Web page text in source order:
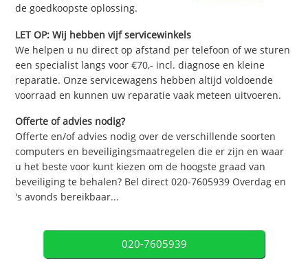
de goedkoopste oplossing.
LET OP: Wij hebben vijf servicewinkels
We helpen u nu direct op afstand per telefoon of we sturen
een specialist langs voor €70,- incl. diagnose en kleine
reparatie. Onze servicewagens hebben altijd voldoende
voorraad en kunnen uw reparatie vaak meteen uitvoeren.
Offerte of advies nodig?
Offerte en/of advies nodig over de verschillende soorten
computers en beveiligingsmaatregelen die er zijn en waar
u het beste voor kunt kiezen om de hoogste graad van
beveiliging te behalen? Bel direct 020-7605939 Overdag en
's avonds bereikbaar...
020-7605939